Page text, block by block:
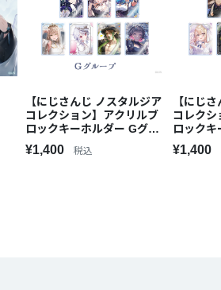
【にじさんじ ノスタルジア
コレクション】アクリルブ
ロックキーホルダー Gグル
ープ
¥1,400 税込
【にじ
コレクシ
ロックキ
ープ
¥1,400